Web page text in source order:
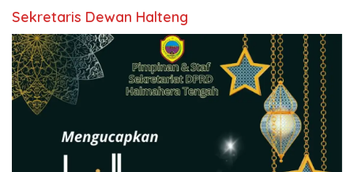
Sekretaris Dewan Halteng